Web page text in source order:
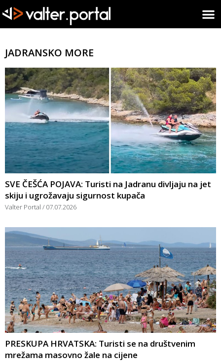
JADRANSKO MORE
SVE ČEŠĆA POJAVA: Turisti na Jadranu divljaju na jet
skiju i ugrožavaju sigurnost kupača
Valter Portal 07.07.2026
PRESKUPA HRVATSKA: Turisti se na društvenim
mrežama masovno žale na cijene